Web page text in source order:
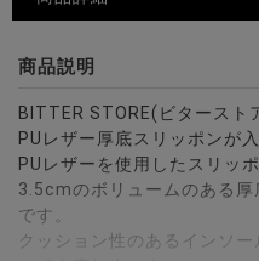
商品説明
BITTER STORE(ビタースト
PUレザー厚底スリッポンが
PUレザーを使用したスリッポ
3.5cmのボリュームのある厚
です。
クッション性のあるインソ